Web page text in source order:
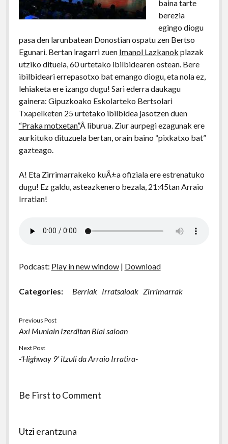
baina tarte
berezia
egingo diogu
pasa den larunbatean Donostian ospatu zen Bertso
Egunari. Bertan iragarri zuen Imanol Lazkanok plazak
utziko dituela, 60 urtetako ibilbidearen ostean. Bere
ibilbideari errepasotxo bat emango diogu, eta nola ez,
lehiaketa ere izango dugu! Sari ederra daukagu
gainera: Gipuzkoako Eskolarteko Bertsolari
Txapelketen 25 urtetako ibilbidea jasotzen duen
“Praka motxetan”Â liburua. Ziur aurpegi ezagunak ere
aurkituko dituzuela bertan, orain baino “pixkatxo bat”
gazteago.
A! Eta Zirrimarrakeko kuÃ±a ofiziala ere estrenatuko
dugu! Ez galdu, asteazkenero bezala, 21:45tan Arraio
Irratian!
Podcast: Play in new window| Download
Categories: Berriak Irratsaioak Zirrimarrak
Previous Post
Axi Muniain Izerditan Blai saioan
Next Post
-‘Highway 9’ itzuli da Arraio Irratira-
Be First to Comment
Utzi erantzuna